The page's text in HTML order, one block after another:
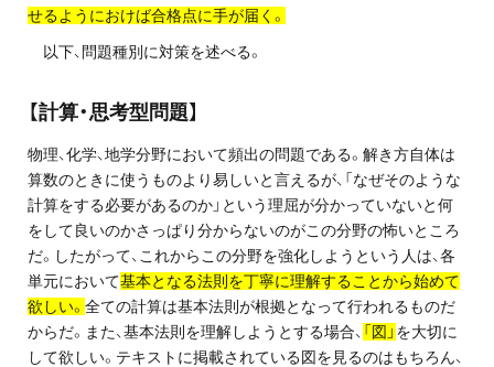
インフォメーション
プライバシーポリシー
免責事項・著作権等
せるようにおけば合格点に手が届く。
以下、問題種別に対策を述べる。
【計算・思考型問題】
物理、化学、地学分野において頻出の問題である。解き方自体は
算数のときに使うものより易しいと言えるが、「なぜそのような
計算をする必要があるのか」という理屈が分かっていないと何
をして良いのかさっぱり分からないのがこの分野の怖いところ
だ。したがって、これからこの分野を強化しようという人は、各
単元において基本となる法則を丁寧に理解することから始めて
欲しい。 全ての計算は基本法則が根拠となって行われるものだ
からだ。また、基本法則を理解しようとする場合、 「図」 を大切に
して欲しい。テキストに掲載されている図を見るのはもちろん、